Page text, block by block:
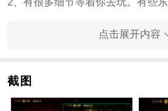
3、注意敌人和要塞的数量。更好
跑酷手游，以及高水平的比赛。
2、这是一次真正的冒险。如果你
点击展开内容
截图